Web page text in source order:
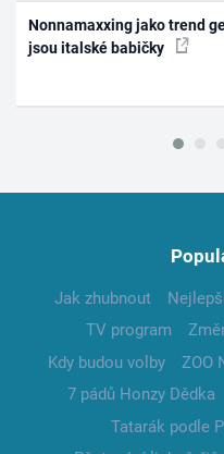
Nonnamaxxing jako trend
jsou italské babičky
Jak zhubnout
TV program
Kdy budou volby
ZOO
7 pádů Honzy Dědka
Tatarák podle